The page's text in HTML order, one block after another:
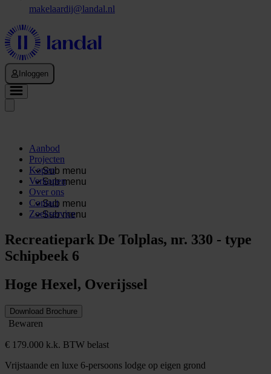
makelaardij@landal.nl
Inloggen
Aanbod
Projecten
Sub menu
Kopen
Sub menu
Verkopen
Over ons
Sub menu
Contact
Sub menu
Zoekservice
Recreatiepark De Tolplas, nr. 330 - type
Schipbeek 6
Hoge Hexel, Overijssel
Download Brochure
Bewaren
€ 179.000 k.k. BTW belast
Vrijstaande en luxe 6-persoons lodge op eigen grond